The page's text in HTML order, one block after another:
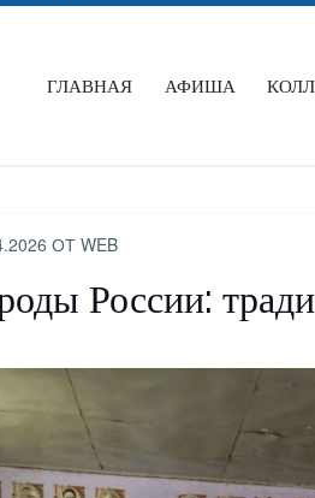
ГЛАВНАЯ АФИША
ОТ WEB
России: